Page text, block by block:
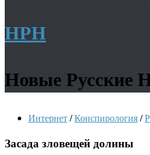
НРН
Новые Русские
Интернет/Конспирология/
Засада зловещей долины